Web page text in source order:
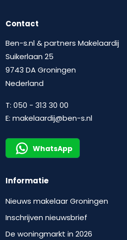
Contact
Ben-s.nl & partners Makelaardij
Suikerlaan 25
9743 DA Groningen
Nederland
T:050 - 313 30 00
E:makelaardij@ben-s.nl
WhatsApp
Informatie
Nieuws makelaar Groningen
Inschrijven nieuwsbrief
De woningmarkt in 2026